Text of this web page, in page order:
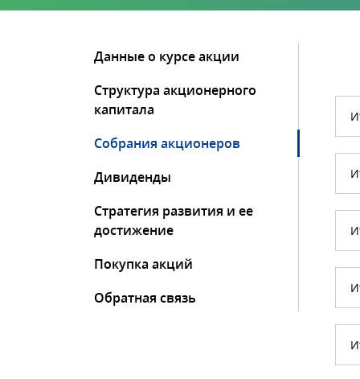
Данные о курсе акции
Структура акционерного
капитала
Собрания акционеров
Дивиденды
Стратегия развития и ее
достижение
Покупка акций
Обратная связь